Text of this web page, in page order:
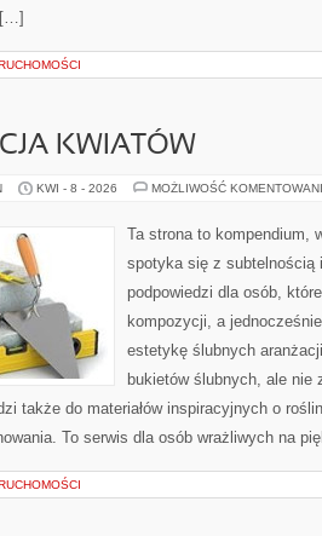
[…]
KWIATÓW
KWI - 8 - 2026 MOŻLIWOŚĆ
Ta strona to kompendium,
spotyka się z subtelnością
podpowiedzi dla osób,
kompozycji, a
estetykę ślubnych
bukietów ślubnych, ale nie
także do materiałów inspiracyjnych o
To serwis dla osób wrażliwych na